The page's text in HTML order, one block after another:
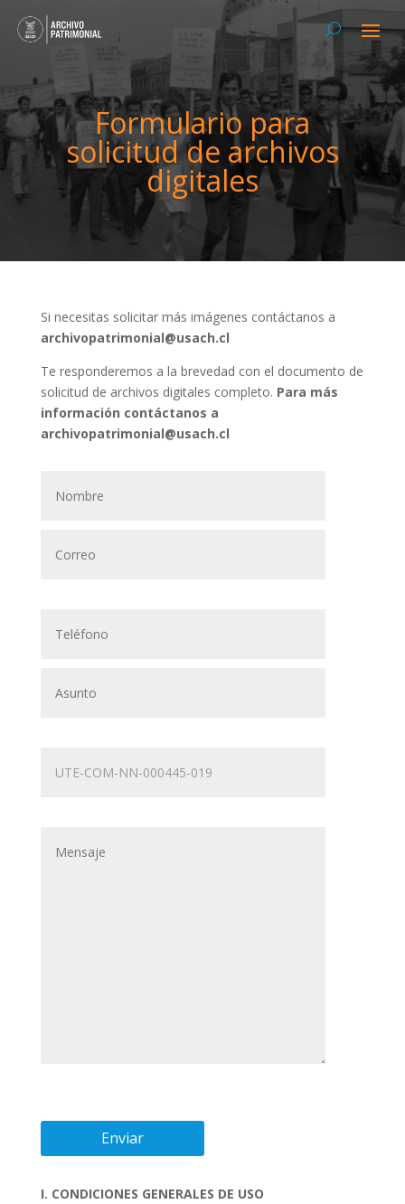
Formulario para
solicitud de archivos
digitales
Si necesitas solicitar más imágenes contáctanos a
archivopatrimonial@usach.cl
Te responderemos a la brevedad con el documento de
solicitud de archivos digitales completo. Para más
información contáctanos a
archivopatrimonial@usach.cl
I. CONDICIONES GENERALES DE USO